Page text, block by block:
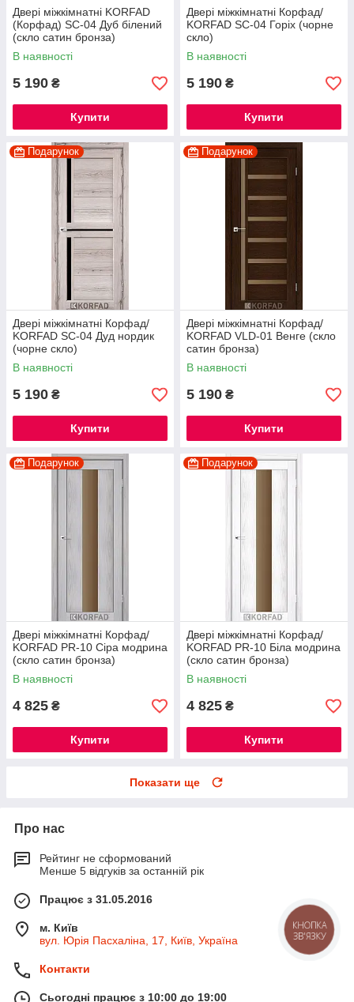
Двері міжкімнатні KORFAD
(Корфад) SC-04 Дуб білений
(скло сатин бронза)
В наявності
5 190 ₴
Купити
Двері міжкімнатні Корфад/
KORFAD SC-04 Горіх (чорне
скло)
В наявності
5 190 ₴
Купити
Подарунок
Двері міжкімнатні Корфад/
KORFAD SC-04 Дуд нордик
(чорне скло)
В наявності
5 190 ₴
Купити
Подарунок
Двері міжкімнатні Корфад/
KORFAD VLD-01 Венге (скло
сатин бронза)
В наявності
5 190 ₴
Купити
Подарунок
Двері міжкімнатні Корфад/
KORFAD PR-10 Сіра модрина
(скло сатин бронза)
В наявності
4 825 ₴
Купити
Подарунок
Двері міжкімнатні Корфад/
KORFAD PR-10 Біла модрина
(скло сатин бронза)
В наявності
4 825 ₴
Купити
Показати ще
Про нас
Рейтинг не сформований
Менше 5 відгуків за останній рік
Працює з 31.05.2016
м. Київ
вул. Юрія Пасхаліна, 17, Київ, Україна
Контакти
Сьогодні працює з 10:00 до 19:00
КНОПКА
ЗВ'ЯЗКУ